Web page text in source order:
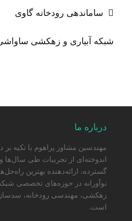
نوشته
ساماندهی رودخانه گاوی
شبکه آبیاری و زهکشی
درباره ما
مهندسین مشاور پراهوم با تکیه
اندوخته‌ای از تجربیات طی
گسترده، ارائه‌دهنده بهترین
نوآورانه در حوزه‌های تخصصی
زهکشی، مهندسی رودخانه،
است.